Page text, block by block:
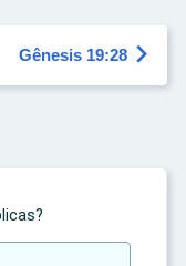
Gênesis 19:28 